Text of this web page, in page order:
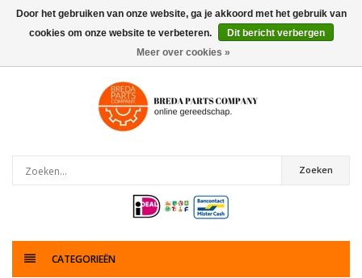
0artikelen
Zoeken
CATEGORIEËN
Door het gebruiken van onze website, ga je akkoord met het gebruik van
cookies om onze website te verbeteren.
Dit bericht verbergen
Meer over cookies »